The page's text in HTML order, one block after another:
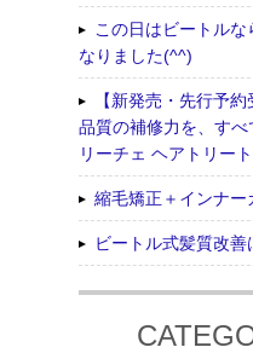
この日はビートルな
なりました(^^)
【新発売・先行予
品質の補修力を、す
リーチェ ヘアトリー
縮毛矯正＋インナー
ビートル式髪質改